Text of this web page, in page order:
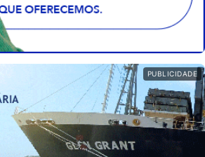
PUBLICIDADE